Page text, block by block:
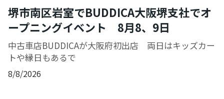
堺市南区岩室でBUDDICA大阪堺支社でオ
ープニングイベント 8月8、9日
中古車店BUDDICAが大阪府初出店 両日はキッズカー
トや縁日もあるで
8/8/2026